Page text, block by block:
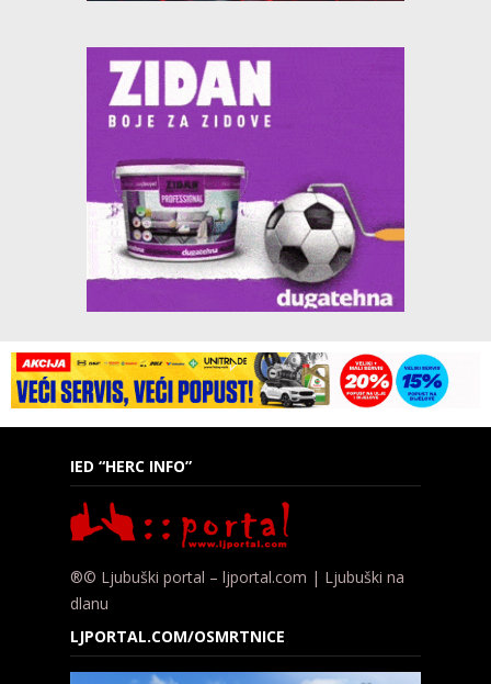
IED “HERC INFO”
®© Ljubuški portal – ljportal.com | Ljubuški na
dlanu
LJPORTAL.COM/OSMRTNICE